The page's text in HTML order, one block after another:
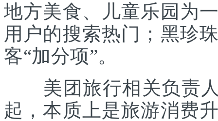
地方美食、儿童乐园为
用户的搜索热门；黑珍
客“加分项”。
美团旅行相关负责人
起，本质上是旅游消费